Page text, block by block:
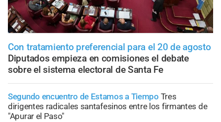
Con tratamiento preferencial para el 20 de agosto
Diputados empieza en comisiones el debate
sobre el sistema electoral de Santa Fe
Segundo encuentro de Estamos a Tiempo Tres
dirigentes radicales santafesinos entre los firmantes de
"Apurar el Paso"